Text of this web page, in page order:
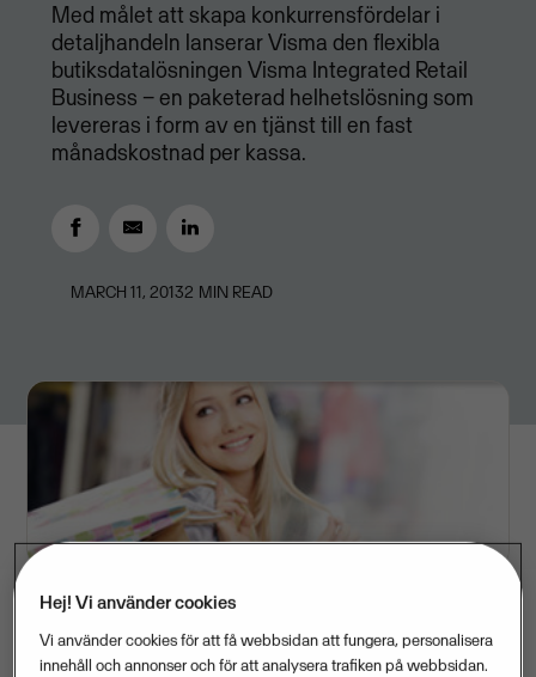
Med målet att skapa konkurrensfördelar i
detaljhandeln lanserar Visma den flexibla
butiksdatalösningen Visma Integrated Retail
Business − en paketerad helhetslösning som
levereras i form av en tjänst till en fast
månadskostnad per kassa.
MARCH 11, 20132 MIN READ
Att få lönsamhet i detaljhandeln handlar både om att
Hej! Vi använder cookies
Vi använder cookies för att få webbsidan att fungera, personalisera
innehåll och annonser och för att analysera trafiken på webbsidan.